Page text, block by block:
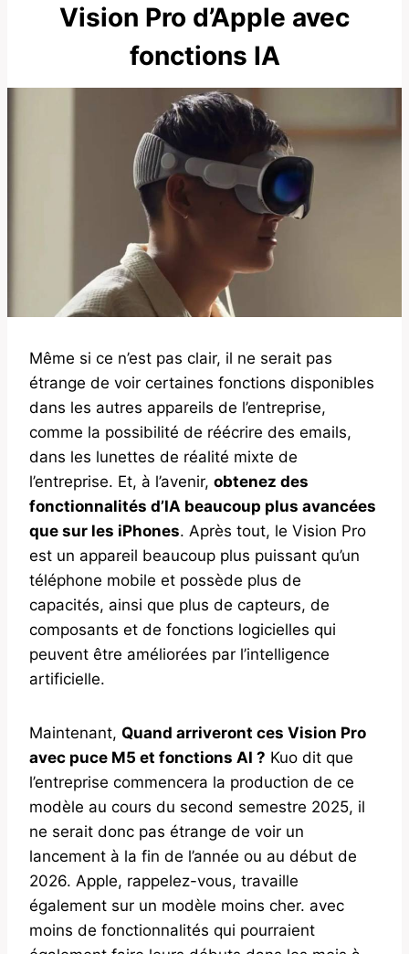
Vision Pro d’Apple avec
fonctions IA
Même si ce n’est pas clair, il ne serait pas
étrange de voir certaines fonctions disponibles
dans les autres appareils de l’entreprise,
comme la possibilité de réécrire des emails,
dans les lunettes de réalité mixte de
l’entreprise. Et, à l’avenir, obtenez des
fonctionnalités d’IA beaucoup plus avancées
que sur les iPhones. Après tout, le Vision Pro
est un appareil beaucoup plus puissant qu’un
téléphone mobile et possède plus de
capacités, ainsi que plus de capteurs, de
composants et de fonctions logicielles qui
peuvent être améliorées par l’intelligence
artificielle.
Maintenant, Quand arriveront ces Vision Pro
avec puce M5 et fonctions AI ? Kuo dit que
l’entreprise commencera la production de ce
modèle au cours du second semestre 2025, il
ne serait donc pas étrange de voir un
lancement à la fin de l’année ou au début de
2026. Apple, rappelez-vous, travaille
également sur un modèle moins cher. avec
moins de fonctionnalités qui pourraient